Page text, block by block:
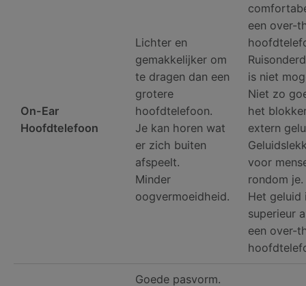
On-Ear
Hoofdtelefoon
Lichter en
gemakkelijker om
te dragen dan een
grotere
hoofdtelefoon.
Je kan horen wat
er zich buiten
afspeelt.
Minder
oogvermoeidheid.
een over-
is niet
Niet zo
het
extern
voor
rondom je.
Het geluid
superieur
een over-
Goede pasvorm.